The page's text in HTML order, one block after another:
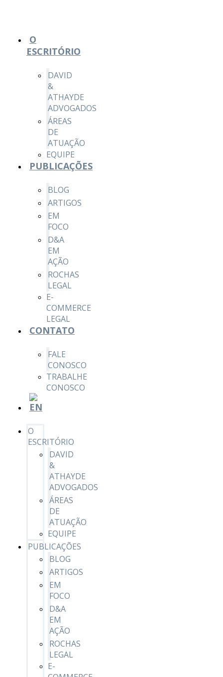
O
ESCRITÓRIO
DAVID
&
ATHAYDE
ADVOGADOS
ÁREAS
DE
ATUAÇÃO
EQUIPE
PUBLICAÇÕES
BLOG
ARTIGOS
EM
FOCO
D&A
EM
AÇÃO
ROCHAS
LEGAL
E-
COMMERCE
LEGAL
CONTATO
FALE
CONOSCO
TRABALHE
CONOSCO
O
ESCRITÓRIO
DAVID
&
ATHAYDE
ADVOGADOS
ÁREAS
DE
ATUAÇÃO
EQUIPE
PUBLICAÇÕES
BLOG
ARTIGOS
EM
FOCO
D&A
EM
AÇÃO
ROCHAS
LEGAL
E-